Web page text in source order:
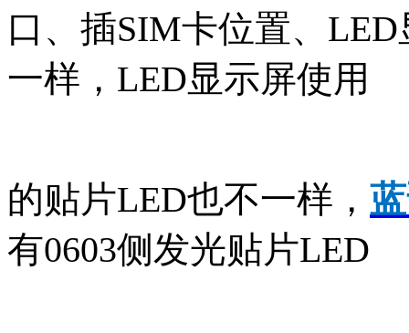
口、插SIM卡位置、
一样，LED显示屏使用
的贴片LED也不一样，
有0603侧发光贴片LED